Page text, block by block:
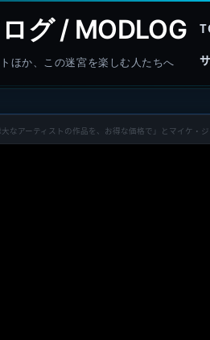
グ / MODLOG
ほか、この迷宮を楽しむ人たちへ
なアーティストの作品を、お得な価格で」とマイケ・